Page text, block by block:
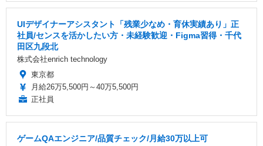
UIデザイナーアシスタント「残業少なめ・育休実績あり」正
社員/センスを活かしたい方・未経験歓迎・Figma習得・千代
田区九段北
株式会社enrich technology
東京都
月給26万5,500円～40万5,500円
正社員
ゲームQAエンジニア/品質チェック/月給30万以上可